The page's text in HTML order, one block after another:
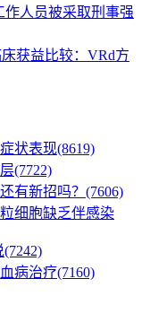
作人员被采取刑事强
获益比较：VRd方
状表现(8619)
(7722)
有新招吗？(7606)
细胞缺乏伴感染
病治疗(7160)